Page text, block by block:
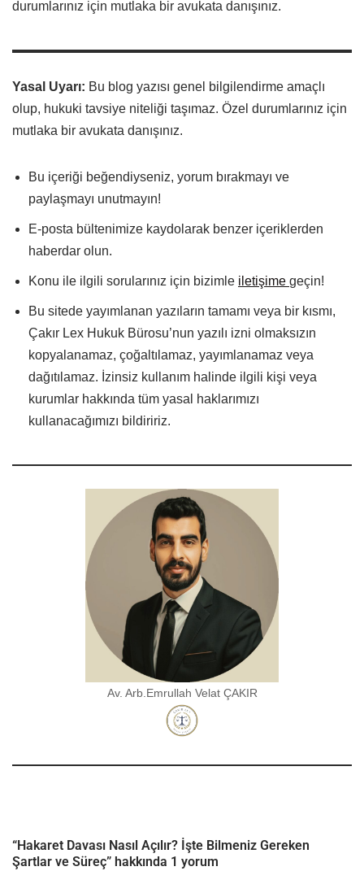
durumlarınız için mutlaka bir avukata danışınız.
Yasal Uyarı: Bu blog yazısı genel bilgilendirme amaçlı
olup, hukuki tavsiye niteliği taşımaz. Özel durumlarınız için
mutlaka bir avukata danışınız.
Bu içeriği beğendiyseniz, yorum bırakmayı ve
paylaşmayı unutmayın!
E-posta bültenimize kaydolarak benzer içeriklerden
haberdar olun.
Konu ile ilgili sorularınız için bizimle iletişime geçin!
Bu sitede yayımlanan yazıların tamamı veya bir kısmı,
Çakır Lex Hukuk Bürosu’nun yazılı izni olmaksızın
kopyalanamaz, çoğaltılamaz, yayımlanamaz veya
dağıtılamaz. İzinsiz kullanım halinde ilgili kişi veya
kurumlar hakkında tüm yasal haklarımızı
kullanacağımızı bildiririz.
Av. Arb.Emrullah Velat ÇAKIR
“Hakaret Davası Nasıl Açılır? İşte Bilmeniz Gereken
Şartlar ve Süreç” hakkında 1 yorum